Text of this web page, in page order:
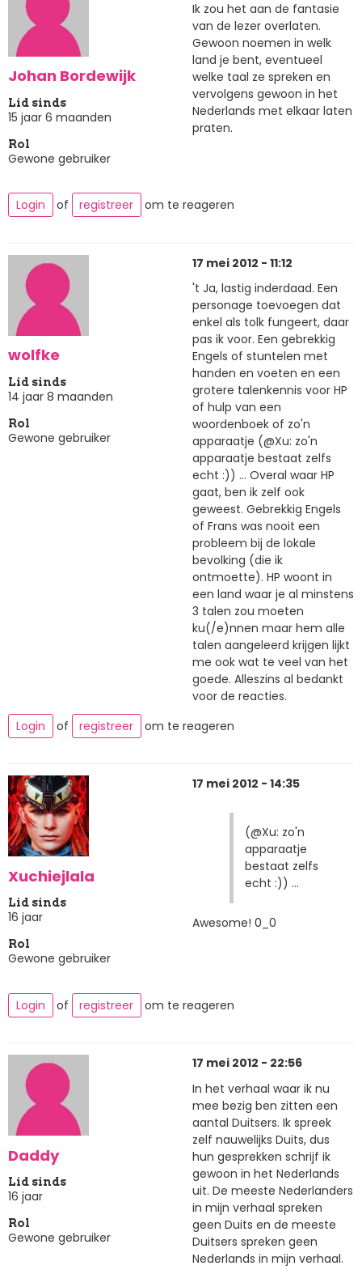
Johan Bordewijk
Lid sinds
15 jaar 6 maanden
Rol
Gewone gebruiker
Ik zou het aan de fantasie
van de lezer overlaten.
Gewoon noemen in welk
land je bent, eventueel
welke taal ze spreken en
vervolgens gewoon in het
Nederlands met elkaar laten
praten.
Login of registreer om te reageren
wolfke
Lid sinds
14 jaar 8 maanden
Rol
Gewone gebruiker
17 mei 2012 - 11:12
't Ja, lastig inderdaad. Een
personage toevoegen dat
enkel als tolk fungeert, daar
pas ik voor. Een gebrekkig
Engels of stuntelen met
handen en voeten en een
grotere talenkennis voor HP
of hulp van een
woordenboek of zo'n
apparaatje (@Xu: zo'n
apparaatje bestaat zelfs
echt :)) ... Overal waar HP
gaat, ben ik zelf ook
geweest. Gebrekkig Engels
of Frans was nooit een
probleem bij de lokale
bevolking (die ik
ontmoette). HP woont in
een land waar je al minstens
3 talen zou moeten
ku(/e)nnen maar hem alle
talen aangeleerd krijgen lijkt
me ook wat te veel van het
goede. Alleszins al bedankt
voor de reacties.
Login
of registreer om te reageren
Xuchiejlala
Lid sinds
16 jaar
Rol
Gewone gebruiker
17 mei 2012 - 14:35
(@Xu: zo'n
apparaatje
bestaat zelfs
echt :)) ...
Awesome! 0_0
Login of registreer om te reageren
Daddy
Lid sinds
16 jaar
Rol
Gewone gebruiker
17 mei 2012 - 22:56
In het verhaal waar ik nu
mee bezig ben zitten een
aantal Duitsers. Ik spreek
zelf nauwelijks Duits, dus
hun gesprekken schrijf ik
gewoon in het Nederlands
uit. De meeste Nederlanders
in mijn verhaal spreken
geen Duits en de meeste
Duitsers spreken geen
Nederlands in mijn verhaal.